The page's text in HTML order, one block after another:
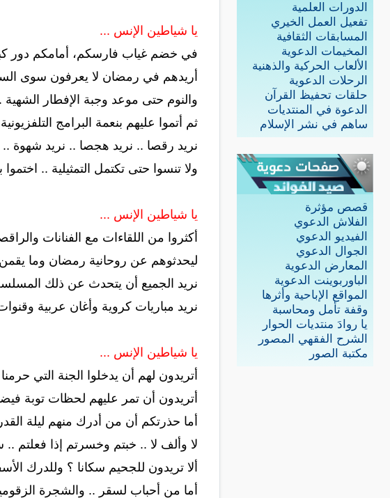
الدورات العلمية
تفعيل العمل الخيري
المسابقات الثقافية
المخيمات الدعوية
الألعاب الحركية والذهنية
الرحلات الدعوية
حلقات تحفيظ القرآن
الدعوة في المنتديات
ساهم في نشر الإسلام
قصص مؤثرة
الفلاش الدعوي
الفيديو الدعوي
الجوال الدعوي
المعارض الدعوية
الباوربوينت الدعوية
المواقع الإباحية وأثرها
وقفة تأمل ومحاسبة
يا روادَ منتديات الحوار
الشرح الفقهي المصور
مكتبة الصور
يا شياطين الإنس ...
في خضم غياب فارسكم، أمامكم دور
أريدهم في رمضان لا يعرفون سوى
والنوم حتى موعد وجبة الإفطار
ثم أتموا عليهم بنعمة البرامج
نريد رقصا .. نريد هجصا .. نريد شهوة ..
ولا تنسوا حتى تكتمل التمثيلية .. اختموا
يا شياطين الإنس ...
أكثروا من اللقاءات مع الفنانات
ليحدثوهم عن روحانية رمضان وما
نريد الجميع أن يتحدث عن ذلك
نريد مباريات كروية وأغان عربية
يا شياطين الإنس ...
أتريدون لهم أن يدخلوا الجنة التي
أتريدون أن تمر عليهم لحظات توبة
أما حذرتكم أن من أدرك منهم ليلة
لا وألف لا .. خبتم وخسرتم إذا فعلتم ..
ألا تريدون للجحيم سكانا ؟ وللدرك
أما من أحباب لسقر .. والشجرة